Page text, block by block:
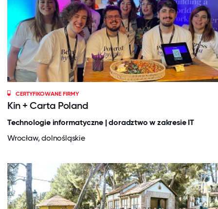
CERTYFIKOWANE FIRMY
Kin + Carta Poland
Technologie informatyczne | doradztwo w zakresie IT
Wrocław, dolnośląskie